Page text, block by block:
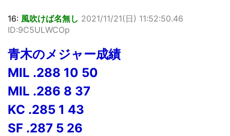
16: 風吹けば名無し 2021/11/21(日) 11:52:50.46
ID:9C5ULWCOp
青木のメジャー成績
MIL .288 10 50
MIL .286 8 37
KC .285 1 43
SF .287 5 26